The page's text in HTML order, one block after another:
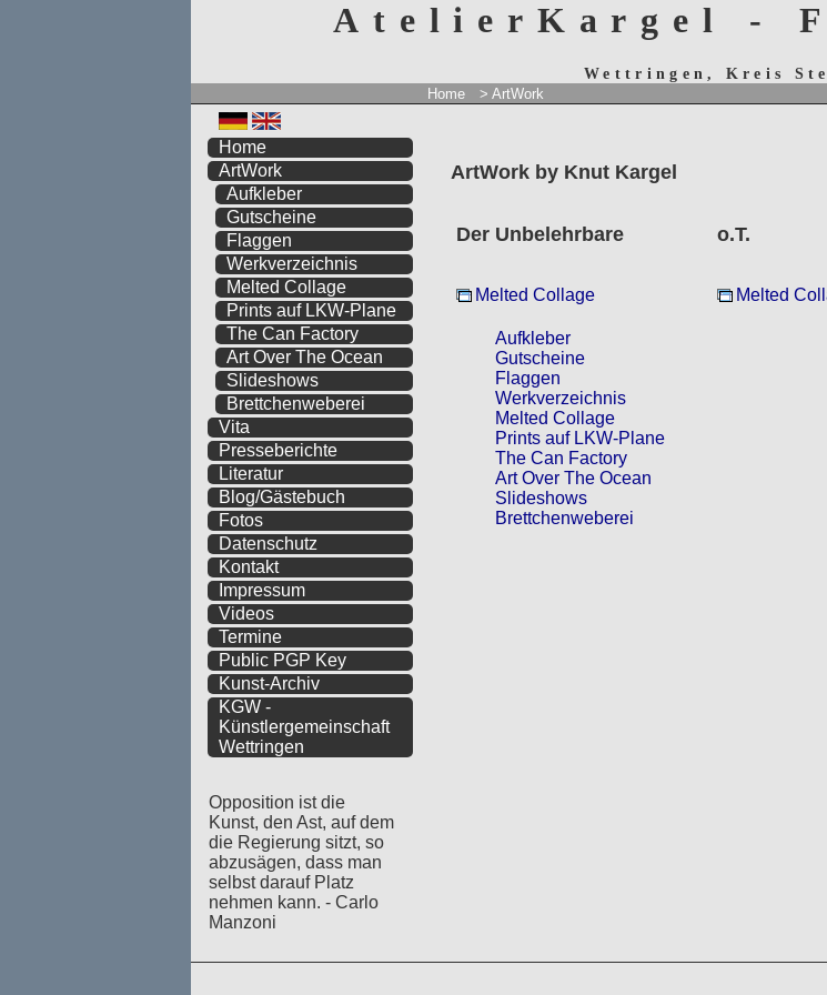
AtelierKargel -
Wettringen, Kreis
Home > ArtWork
ArtWork by Knut Kargel
Der Unbelehrbare
Melted Collage
o.T.
Melted
Aufkleber
Gutscheine
Flaggen
Werkverzeichnis
Melted Collage
Prints auf LKW-Plane
The Can Factory
Art Over The Ocean
Slideshows
Brettchenweberei
Home
ArtWork
Aufkleber
Gutscheine
Flaggen
Werkverzeichnis
Melted Collage
Prints auf LKW-Plane
The Can Factory
Art Over The Ocean
Slideshows
Brettchenweberei
Vita
Presseberichte
Literatur
Blog/Gästebuch
Fotos
Datenschutz
Kontakt
Impressum
Videos
Termine
Public PGP Key
Kunst-Archiv
KGW -
Künstlergemeinschaft
Wettringen
Opposition ist die
Kunst, den Ast, auf dem
die Regierung sitzt, so
abzusägen, dass man
selbst darauf Platz
nehmen kann. - Carlo
Manzoni